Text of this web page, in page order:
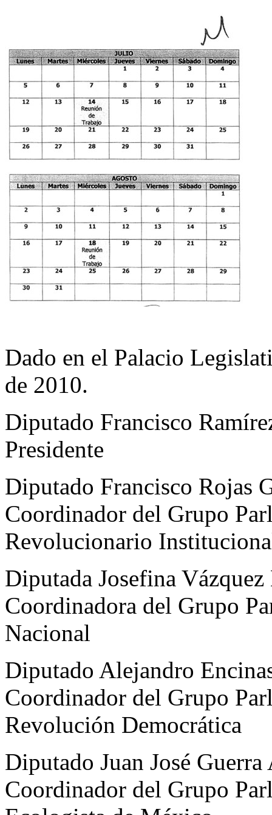
Dado en el Palacio
de 2010.
Diputado Francisco
Presidente
Diputado Francisco Rojas
Coordinador del Grupo
Revolucionario
Diputada Josefina
Coordinadora del Grupo
Nacional
Diputado Alejandro
Coordinador del Grupo
Revolución Democrática
Diputado Juan José
Coordinador del Grupo